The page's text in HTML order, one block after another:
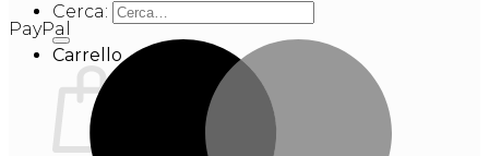
Cerca:
Carrello
PayPal